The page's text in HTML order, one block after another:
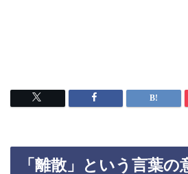
「離散」という言葉の